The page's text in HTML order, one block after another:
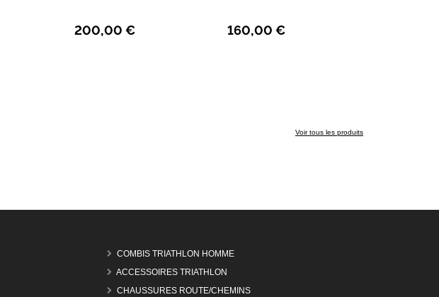
200,00 € 160,00 €
Voir tous les produits
COMBIS TRIATHLON HOMME
ACCESSOIRES TRIATHLON
CHAUSSURES ROUTE/CHEMINS